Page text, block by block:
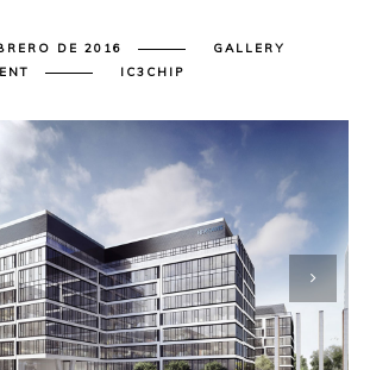
DE 2016
GALLERY
IC3CHIP